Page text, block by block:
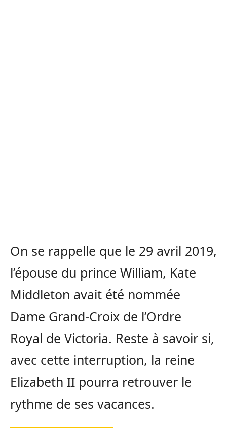
On se rappelle que le 29 avril 2019,
l’épouse du prince William, Kate
Middleton avait été nommée
Dame Grand-Croix de l’Ordre
Royal de Victoria. Reste à savoir si,
avec cette interruption, la reine
Elizabeth II pourra retrouver le
rythme de ses vacances.